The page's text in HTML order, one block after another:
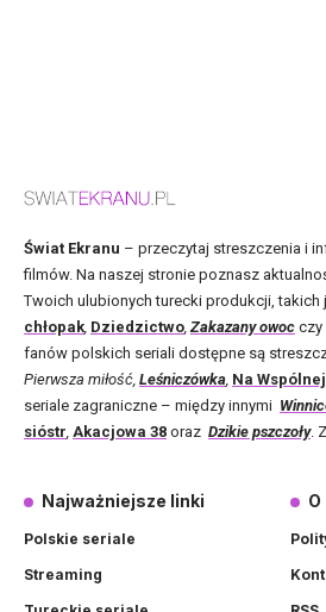
Świat Ekranu – przeczytaj streszczenia i
filmów. Na naszej stronie poznasz
Twoich ulubionych turecki produkcji, takich
chłopak, Dziedzictwo, Zakazany owoc czy
fanów polskich seriali dostępne są
Pierwsza miłość, Leśniczówka, Na Wspólnej
seriale zagraniczne – między innymi
sióstr, Akacjowa 38 oraz Dzikie pszczoły.
Najważniejsze linki
Polskie seriale
Streaming